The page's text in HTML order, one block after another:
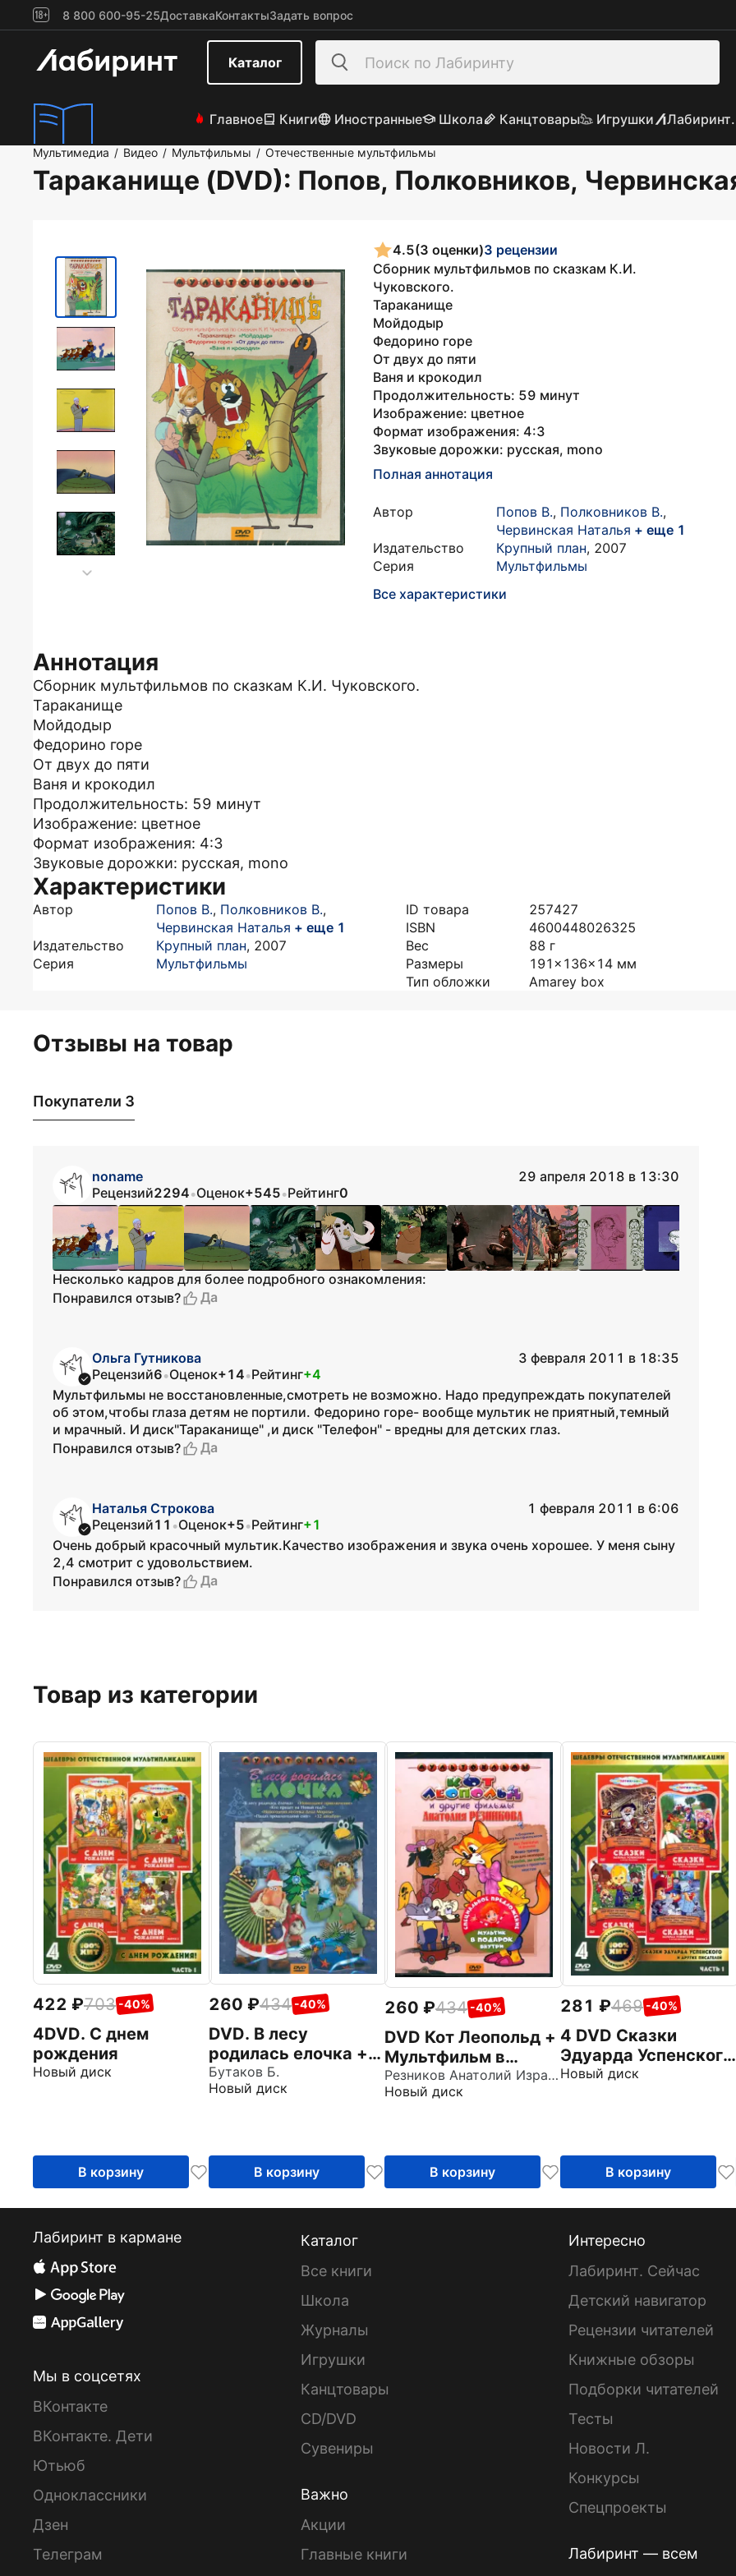
8 800 600-95-25ДоставкаКонтактыЗадать вопрос
Каталог
Главное Книги Иностранные Школа Канцтовары Игрушки
Мультимедиа / Видео / Мультфильмы / Отечественные мультфильмы
Тараканище (DVD): Попов, Полковников,
4.5(3 оценки)3 рецензии
Сборник мультфильмов по сказкам К.И.
Чуковского.
Тараканище
Мойдодыр
Федорино горе
От двух до пяти
Ваня и крокодил
Продолжительность: 59 минут
Изображение: цветное
Формат изображения: 4:3
Звуковые дорожки: русская, mono
Полная аннотация
Автор Попов В., Полковников В.,
Червинская Наталья + еще 1
Издательство
Крупный план, 2007
Серия
Мультфильмы
Все характеристики
Аннотация
Сборник мультфильмов по сказкам К.И. Чуковского.
Тараканище
Мойдодыр
Федорино горе
От двух до пяти
Ваня и крокодил
Продолжительность: 59 минут
Изображение: цветное
Формат изображения: 4:3
Звуковые дорожки: русская, mono
Характеристики
Автор Попов В., Полковников В.,
Червинская Наталья + еще 1
Издательство
Крупный план, 2007
Серия
Мультфильмы
ID товара
257427
ISBN
4600448026325
Вес
88 г
Размеры
191x136x14 мм
Тип обложки
Amarey box
Отзывы на товар
Покупатели 3
noname
29 апреля 2018 в 13:30
Рецензий2294•Оценок+545•Рейтинг0
Несколько кадров для более подробного ознакомления:
Понравился отзыв?
Да
Ольга Гутникова
3 февраля 2011 в 18:35
Рецензий6•Оценок+14•Рейтинг+4
Мультфильмы не восстановленные,смотреть не возможно. Надо предупреждать покупателей
об этом,чтобы глаза детям не портили. Федорино горе- вообще мультик не приятный,темный
и мрачный. И диск"Тараканище" ,и диск "Телефон" - вредны для детских глаз.
Понравился отзыв?
Да
Наталья Строкова
1 февраля 2011 в 6:06
Рецензий11 •Оценок+5•Рейтинг+1
Очень добрый красочный мультик.Качество изображения и звука очень хорошее. У меня сыну
2,4 смотрит с удовольствием.
Понравился отзыв?
Да
Товар из категории
422 703 -40%
4DVD. С днем
рождения
Новый диск
В корзину
260 434 -40%
DVD. В лесу
родилась елочка +
Мультфильм в
подарок
Бутаков Б.
Новый диск
В корзину
260 434 -40%
DVD Кот Леопольд +
Мультфильм в
подарок
Резников Анатолий Израилевич
Новый диск
В корзину
281 469 -40%
4 DVD Сказки
Эдуарда Успенского
и других писателей.
Новый диск
В корзину
Лабиринт в кармане
Мы в соцсетях
ВКонтакте
ВКонтакте. Дети
Ютьюб
Одноклассники
Дзен
Телеграм
Каталог
Все книги
Школа
Журналы
Игрушки
Канцтовары
CD/DVD
Сувениры
Важно
Акции
Главные книги
Интересно
Лабиринт. Сейчас
Детский навигатор
Рецензии читателей
Книжные обзоры
Подборки читателей
Тесты
Новости Л.
Конкурсы
Спецпроекты
Лабиринт — всем